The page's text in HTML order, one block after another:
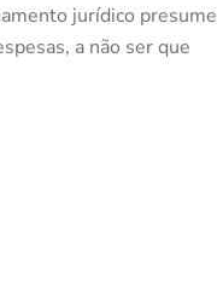
jurídico presume
a não ser que